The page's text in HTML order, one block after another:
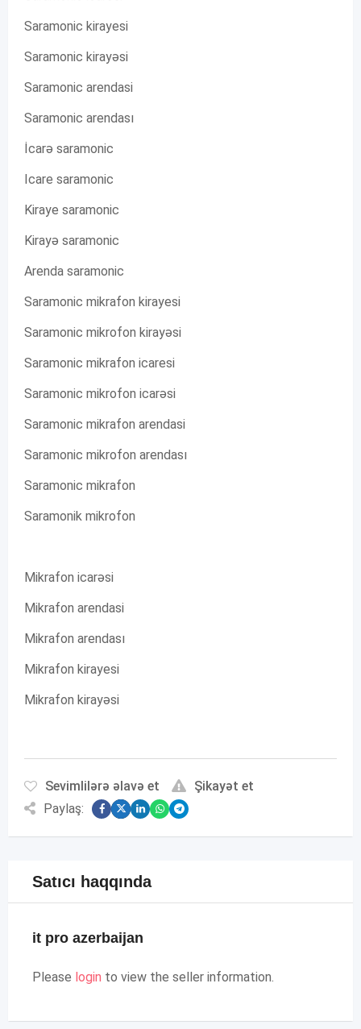
Saramonic kirayesi
Saramonic kirayəsi
Saramonic arendasi
Saramonic arendası
İcarə saramonic
Icare saramonic
Kiraye saramonic
Kirayə saramonic
Arenda saramonic
Saramonic mikrafon kirayesi
Saramonic mikrofon kirayəsi
Saramonic mikrafon icaresi
Saramonic mikrofon icarəsi
Saramonic mikrafon arendasi
Saramonic mikrofon arendası
Saramonic mikrafon
Saramonik mikrofon
Mikrafon icarəsi
Mikrafon arendasi
Mikrafon arendası
Mikrafon kirayesi
Mikrafon kirayəsi
Sevimlilərə əlavə et
Şikayət et
Paylaş:
Satıcı haqqında
it pro azerbaijan
Please login to view the seller information.